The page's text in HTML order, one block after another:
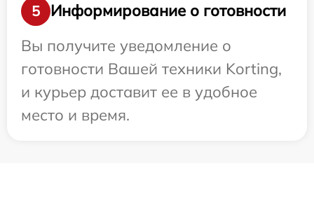
5
Информирование о готовности
Вы получите уведомление о
готовности Вашей техники Korting,
и курьер доставит ее в удобное
место и время.